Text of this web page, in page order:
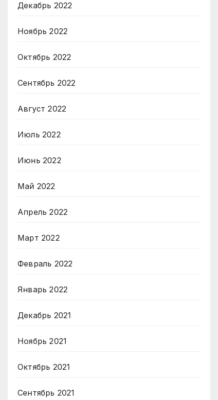
Декабрь 2022
Ноябрь 2022
Октябрь 2022
Сентябрь 2022
Август 2022
Июль 2022
Июнь 2022
Май 2022
Апрель 2022
Март 2022
Февраль 2022
Январь 2022
Декабрь 2021
Ноябрь 2021
Октябрь 2021
Сентябрь 2021